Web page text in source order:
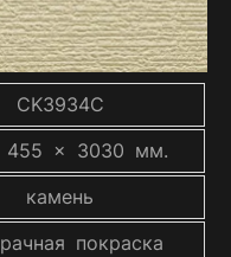
CK3934C
455 x 3030 мм.
камень
покраска